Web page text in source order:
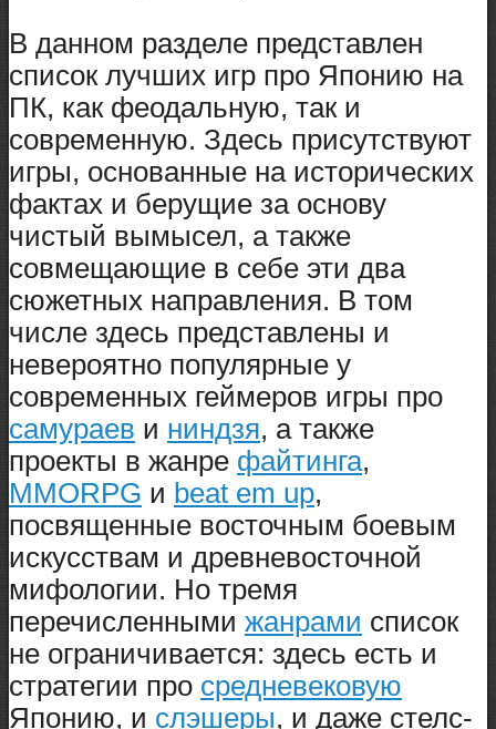
В данном разделе представлен
список лучших игр про Японию на
ПК, как феодальную, так и
современную. Здесь присутствуют
игры, основанные на исторических
фактах и берущие за основу
чистый вымысел, а также
совмещающие в себе эти два
сюжетных направления. В том
числе здесь представлены и
невероятно популярные у
современных геймеров игры про
самураев и ниндзя, а также
проекты в жанре файтинга,
MMORPG и beat em up,
посвященные восточным боевым
искусствам и древневосточной
мифологии. Но тремя
перечисленными жанрами список
не ограничивается: здесь есть и
стратегии про средневековую
Японию, и слэшеры, и даже стелс-